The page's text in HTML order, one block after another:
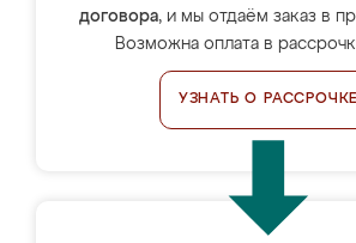
договора, и мы отдаём заказ в
Возможна оплата в
УЗНАТЬ О РАССРОЧКЕ